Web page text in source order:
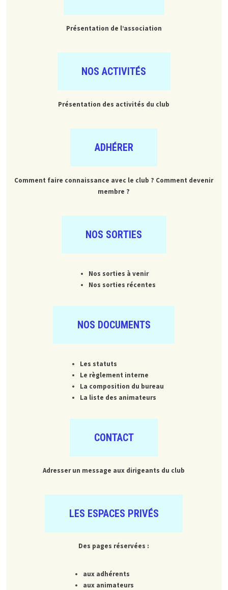
Présentation de l’association
NOS ACTIVITÉS
Présentation des activités du club
ADHÉRER
Comment faire connaissance avec le club ? Comment devenir
membre ?
NOS SORTIES
Nos sorties à venir
Nos sorties récentes
NOS DOCUMENTS
Les statuts
Le règlement interne
La composition du bureau
La liste des animateurs
CONTACT
Adresser un message aux dirigeants du club
LES ESPACES PRIVÉS
Des pages réservées :
aux adhérents
aux animateurs